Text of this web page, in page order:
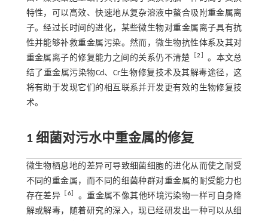
特性，可以高效、快速地从复杂溶液中螯合吸附重金属离
子。经过长时间的进化，某些微生物对重金属离子具有抗
性并能够补救重金属污染。然而，微生物抗性体系及其对
重金属离子的修复能力之间的关系仍不清楚
［2
。本文总
结了重金属污染物Cd、Cr生物修复技术及其解毒途径，这
将有助于发现它们的相互联系并开发更有效的生物修复技
术。
1 细菌对污水中重金属的修复
微生物栖息地的差异可导致细菌细胞的进化从而使之耐受
不同的重金属，而不同的细菌种群对重金属的耐受能力也
存在差异
6］ 。重金属不像其他环境污染物一样可自身降
解或解毒，随着研究的深入，现已经研发出一种可以从细